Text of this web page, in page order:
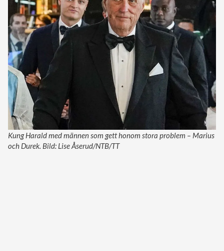
Kung Harald med männen som gett honom stora problem – Marius
och Durek. Bild: Lise Åserud/NTB/TT